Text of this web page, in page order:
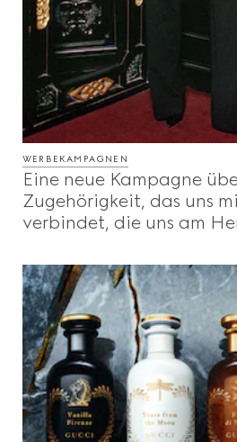
WERBEKAMPAGNEN
Eine neue Kampagne
Zugehörigkeit, das uns
verbindet, die uns am